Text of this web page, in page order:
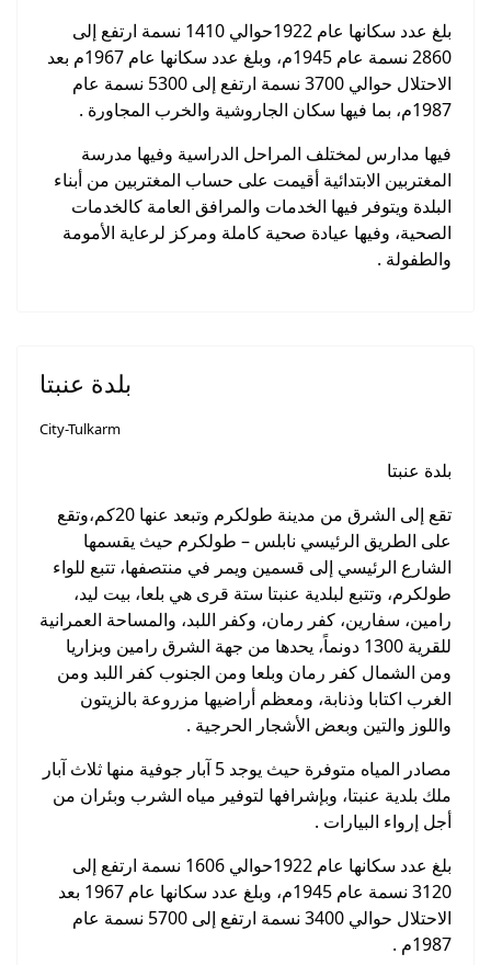
بلغ عدد سكانها عام 1922حوالي 1410 نسمة ارتفع إلى
2860 نسمة عام 1945م، وبلغ عدد سكانها عام 1967م بعد
الاحتلال حوالي 3700 نسمة ارتفع إلى 5300 نسمة عام
1987م، بما فيها سكان الجاروشية والخرب المجاورة .
فيها مدارس لمختلف المراحل الدراسية وفيها مدرسة
المغتربين الابتدائية أقيمت على حساب المغتربين من أبناء
البلدة ويتوفر فيها الخدمات والمرافق العامة كالخدمات
الصحية، وفيها عيادة صحية كاملة ومركز لرعاية الأمومة
والطفولة .
بلدة عنبتا
City-Tulkarm
بلدة عنبتا
تقع إلى الشرق من مدينة طولكرم وتبعد عنها 20كم،وتقع
على الطريق الرئيسي نابلس – طولكرم حيث يقسمها
الشارع الرئيسي إلى قسمين ويمر في منتصفها، تتبع للواء
طولكرم، وتتبع لبلدية عنبتا ستة قرى هي بلعا، بيت ليد،
رامين، سفارين، كفر رمان، وكفر اللبد، والمساحة العمرانية
للقرية 1300 دونماً، يحدها من جهة الشرق رامين وبزاريا
ومن الشمال كفر رمان وبلعا ومن الجنوب كفر اللبد ومن
الغرب اكتابا وذنابة، ومعظم أراضيها مزروعة بالزيتون
واللوز والتين وبعض الأشجار الحرجية .
مصادر المياه متوفرة حيث يوجد 5 آبار جوفية منها ثلاث آبار
ملك بلدية عنبتا، وبإشرافها لتوفير مياه الشرب وبئران من
أجل إرواء البيارات .
بلغ عدد سكانها عام 1922حوالي 1606 نسمة ارتفع إلى
3120 نسمة عام 1945م، وبلغ عدد سكانها عام 1967 بعد
الاحتلال حوالي 3400 نسمة ارتفع إلى 5700 نسمة عام
1987م .